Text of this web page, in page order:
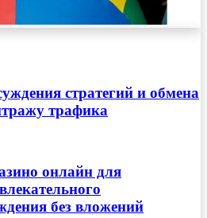
стратегий и обмена
трафика
онлайн для
без вложений